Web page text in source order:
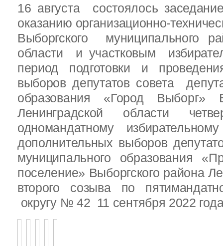
16 августа состоялось
оказанию организационно-
Выборгского муниципального
области и участковым
период подготовки и
выборов депутатов совета
образования «Город Выборг»
Ленинградской области
одномандатному
дополнительных выборов
муниципального образования
поселение» Выборгского района
второго созыва по
округу № 42 11 сентября 2022